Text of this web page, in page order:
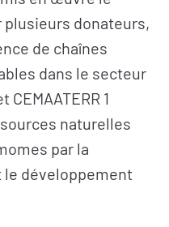
plusieurs donateurs,
de chaînes
dans le secteur
1
naturelles
par la
développement